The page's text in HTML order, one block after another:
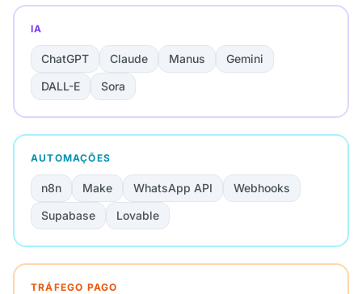
IA
ChatGPT Claude Manus
Gemini
DALL-E
Sora
AUTOMAÇÕES
n8n Make WhatsApp API
Webhooks
Supabase
Lovable
TRÁFEGO PAGO